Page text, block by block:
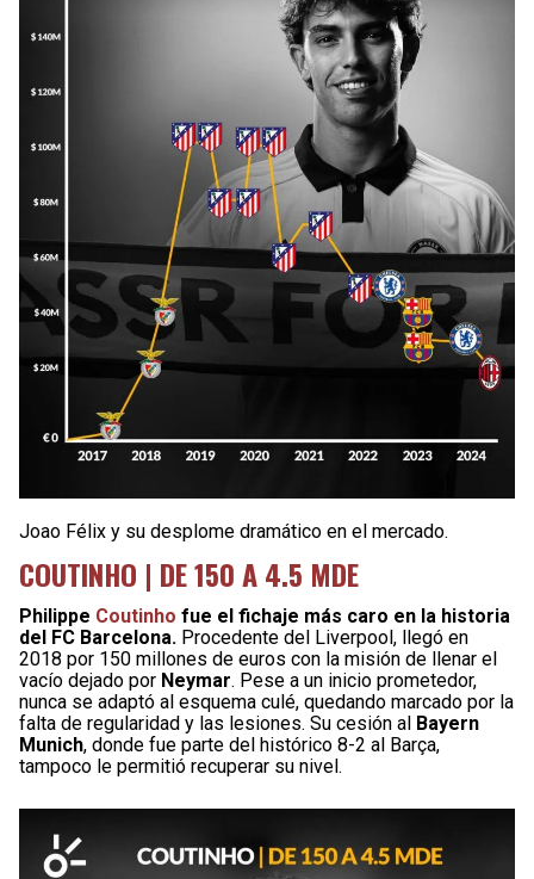
Joao Félix y su desplome dramático en el mercado.
COUTINHO | DE 150 A 4.5 MDE
Philippe Coutinho fue el fichaje más caro en la historia
del FC Barcelona. Procedente del Liverpool, llegó en
2018 por 150 millones de euros con la misión de llenar el
vacío dejado por Neymar. Pese a un inicio prometedor,
nunca se adaptó al esquema culé, quedando marcado por la
falta de regularidad y las lesiones. Su cesión al Bayern
Munich, donde fue parte del histórico 8-2 al Barça,
tampoco le permitió recuperar su nivel.